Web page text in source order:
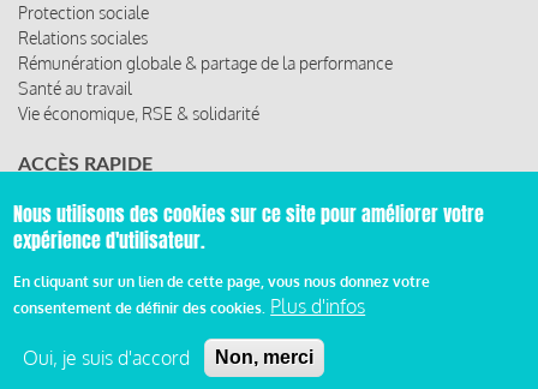
Protection sociale
Relations sociales
Rémunération globale & partage de la performance
Santé au travail
Vie économique, RSE & solidarité
ACCÈS RAPIDE
Les abonnements
Les rencontres
Les ressources
© 2019 Miroir Social - Réalisé par
Nous utilisons des cookies sur ce site pour améliorer votre
expérience d'utilisateur.
En cliquant sur un lien de cette page, vous nous donnez votre
consentement de définir des cookies. Plus d'infos
Oui, je suis d'accord Non, merci